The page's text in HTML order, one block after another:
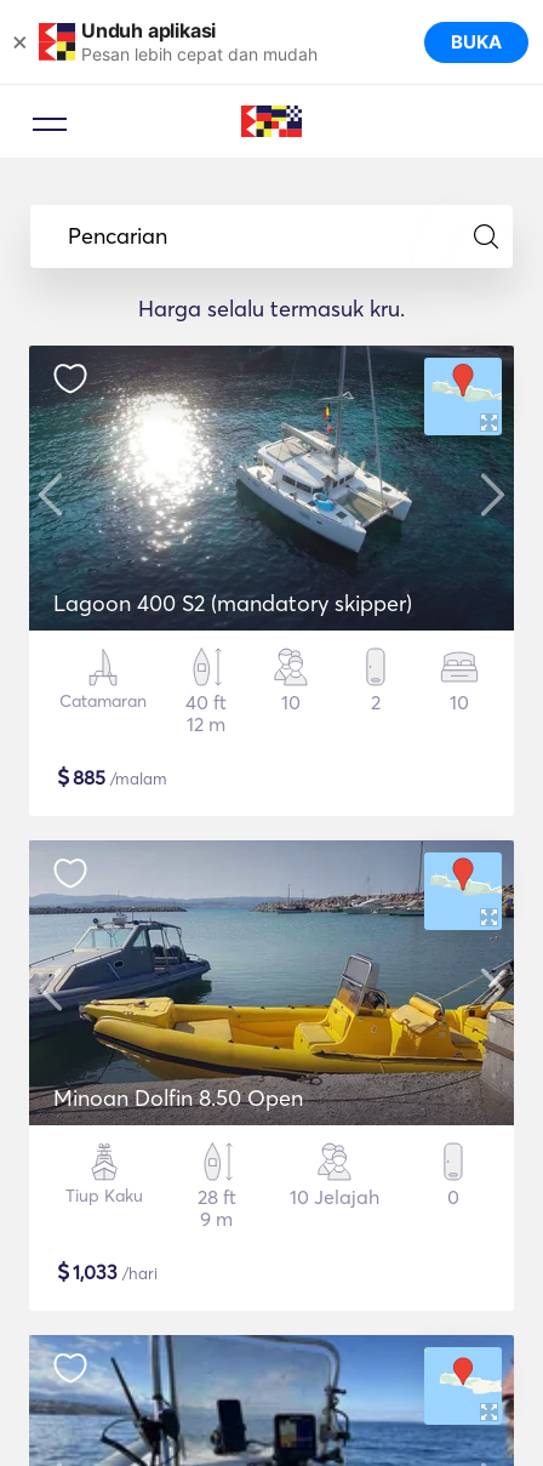
× Unduh aplikasi
Pesan lebih cepat dan mudah BUKA
Pencarian
Harga selalu termasuk kru.
Lagoon 400 S2 (mandatory skipper)
Catamaran
40 ft
12 m
10 2 10
$885 /malam
Minoan Dolfin 8.50 Open
Tiup Kaku
28 ft
9 m
10 Jelajah 0
$1,033 /hari